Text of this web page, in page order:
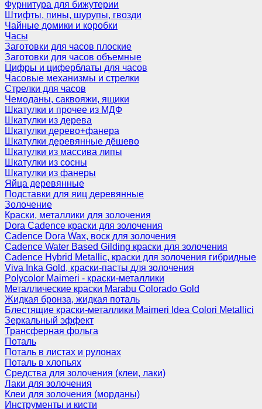
Фурнитура для бижутерии
Штифты, пины, шурупы, гвозди
Чайные домики и коробки
Часы
Заготовки для часов плоские
Заготовки для часов объемные
Цифры и циферблаты для часов
Часовые механизмы и стрелки
Стрелки для часов
Чемоданы, саквояжи, ящики
Шкатулки и прочее из МДФ
Шкатулки из дерева
Шкатулки дерево+фанера
Шкатулки деревянные дёшево
Шкатулки из массива липы
Шкатулки из сосны
Шкатулки из фанеры
Яйца деревянные
Подставки для яиц деревянные
Золочение
Краски, металлики для золочения
Dora Cadence краски для золочения
Cadence Dora Wax, воск для золочения
Cadence Water Based Gilding краски для золочения
Cadence Hybrid Metallic, краски для золочения гибридные
Viva Inka Gold, краски-пасты для золочения
Polycolor Maimeri - краски-металлики
Металлические краски Marabu Colorado Gold
Жидкая бронза, жидкая поталь
Блестящие краски-металлики Maimeri Idea Colori Metallici
Зеркальный эффект
Трансферная фольга
Поталь
Поталь в листах и рулонах
Поталь в хлопьях
Средства для золочения (клеи, лаки)
Лаки для золочения
Клеи для золочения (морданы)
Инструменты и кисти